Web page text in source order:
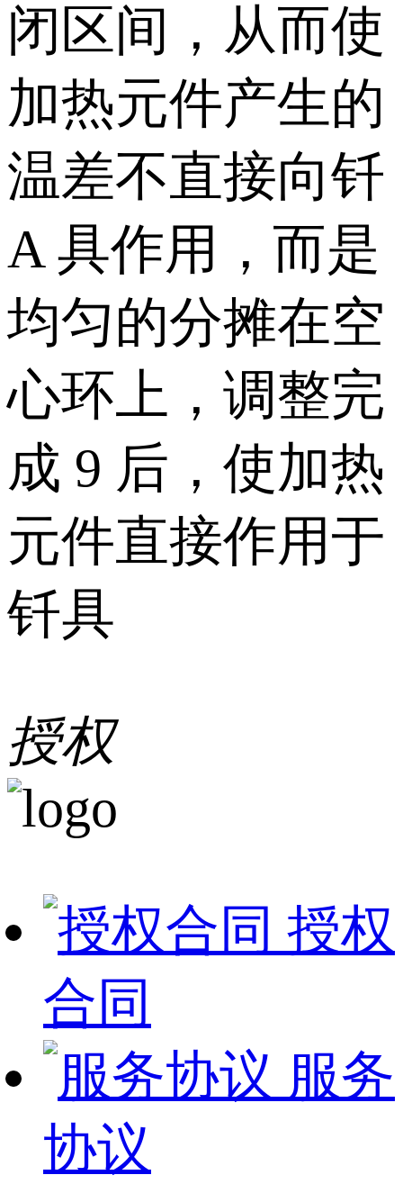
闭区间，从而使
加热元件产生的
温差不直接向钎
A 具作用，而是
均匀的分摊在空
心环上，调整完
成 9 后，使加热
元件直接作用于
钎具
授权
授权
合同
服务
协议